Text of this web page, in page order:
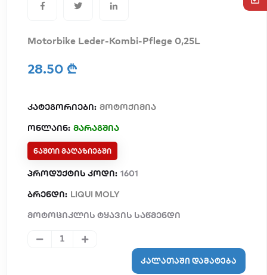
Motorbike Leder-Kombi-Pflege 0,25L
28.50 ₾
კატეგორიები: მოტოქიმია
ონლაინ: მარაგშია
ᲜᲐᲨᲗᲘ ᲛᲐᲦᲐᲖᲘᲔᲑᲨᲘ
პროდუქტის კოდი: 1601
ბრენდი: LIQUI MOLY
მოტოციკლის ტყავის საწმენდი